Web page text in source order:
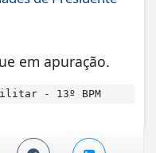
em apuração.
- 13º BPM